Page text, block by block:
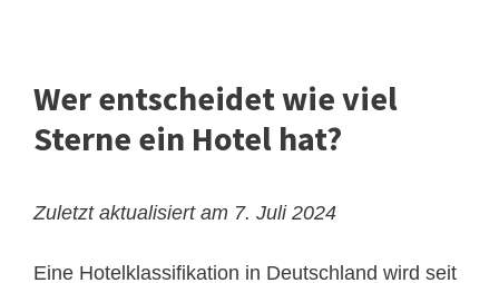
Wer entscheidet wie viel
Sterne ein Hotel hat?
Zuletzt aktualisiert am 7. Juli 2024
Eine Hotelklassifikation in Deutschland wird seit